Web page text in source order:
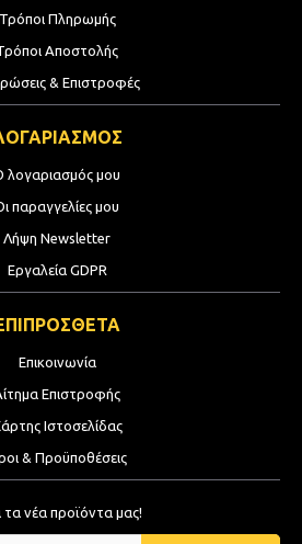
Τρόποι Πληρωμής
Αποστολής
& Επιστροφές
λογαριασμός μου
παραγγελίες μου
Λήψη Newsletter
Εργαλεία GDPR
Επικοινωνία
Επιστροφής
Ιστοσελίδας
& Προϋποθέσεις
τα νέα προϊόντα μας!